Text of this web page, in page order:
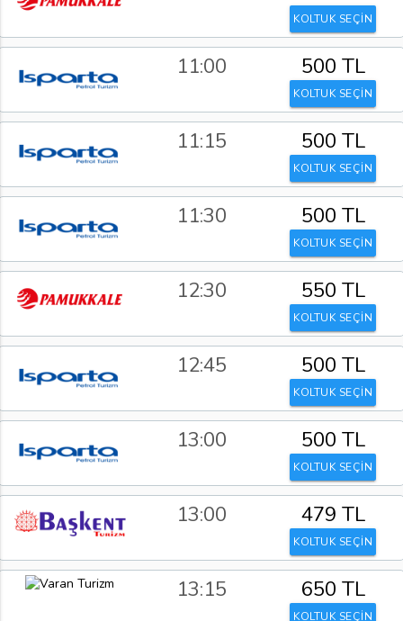
KOLTUK SEÇİN
11:00 500 TL
KOLTUK SEÇİN
11:15 500 TL
KOLTUK SEÇİN
11:30 500 TL
KOLTUK SEÇİN
12:30 550 TL
KOLTUK SEÇİN
12:45 500 TL
KOLTUK SEÇİN
13:00 500 TL
KOLTUK SEÇİN
13:00 479 TL
KOLTUK SEÇİN
13:15 650 TL
KOLTUK SEÇİN